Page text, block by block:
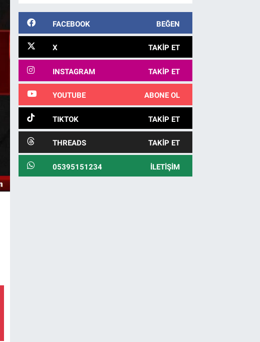
FACEBOOK BEĞEN
X TAKIP ET
INSTAGRAM TAKIP ET
YOUTUBE ABONE OL
TIKTOK TAKIP ET
THREADS TAKIP ET
05395151234 İLETIŞIM